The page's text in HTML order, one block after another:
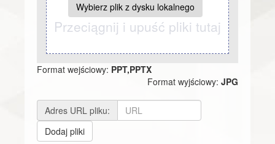
Wybierz plik z dysku lokalnego
Przeciągnij i upuść pliki tutaj
Format wejściowy: PPT,PPTX
Format wyjściowy: JPG
Adres URL pliku:
Dodaj pliki